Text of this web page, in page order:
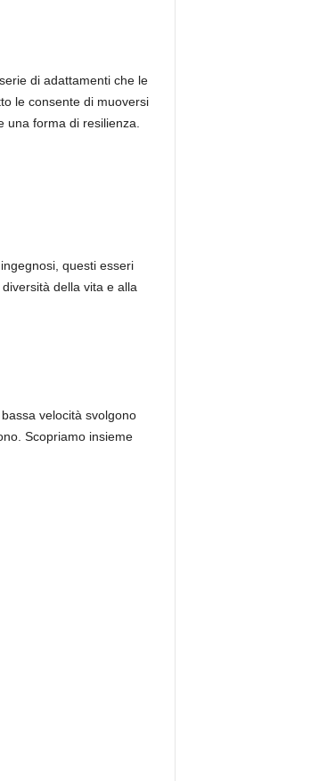
di adattamenti che le
le consente di muoversi
forma di resilienza.
questi esseri
della vita e alla
velocità svolgono
Scopriamo insieme